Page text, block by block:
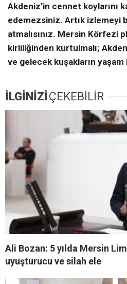
Akdeniz’in cennet koylarını
edemezsiniz. Artık izlemeyi
atmalısınız. Mersin Körfezi
kirliliğinden kurtulmalı;
ve gelecek kuşakların yaşam
İLGİNİZİÇEKEBİLİR
Ali Bozan: 5 yılda Mersin
uyuşturucu ve silah ele